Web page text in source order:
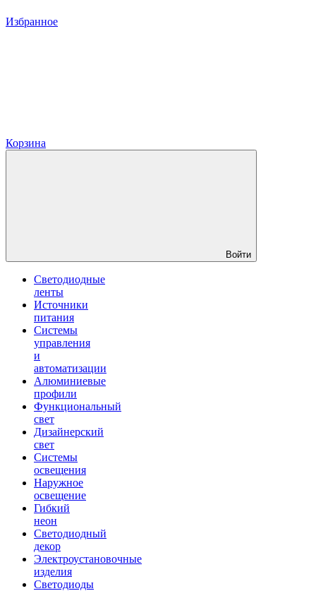
Избранное
Корзина
Войти
Светодиодные
ленты
Источники
питания
Системы
управления
и
автоматизации
Алюминиевые
профили
Функциональный
свет
Дизайнерский
свет
Системы
освещения
Наружное
освещение
Гибкий
неон
Светодиодный
декор
Электроустановочные
изделия
Светодиоды